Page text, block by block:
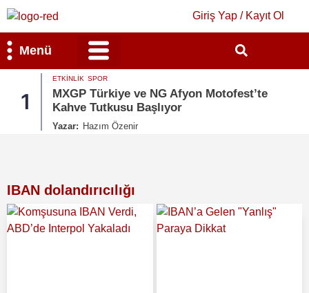
Giriş Yap / Kayıt Ol
Menü
1
ETKINLIK SPOR
MXGP Türkiye ve NG Afyon Motofest’te
Kahve Tutkusu Başlıyor
Yazar: Hazım Özenir
IBAN dolandırıcılığı